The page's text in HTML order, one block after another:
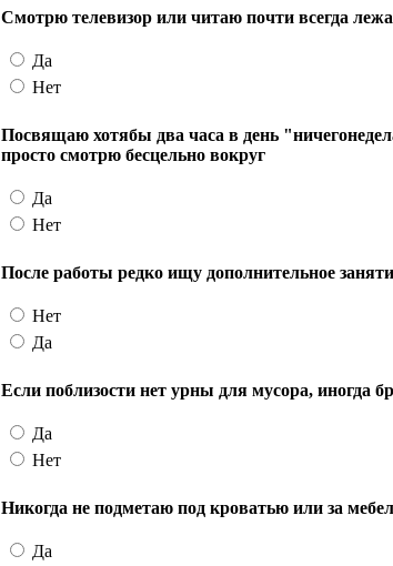
Смотрю телевизор или читаю почти всегда
Да
Нет
Посвящаю хотябы два часа в день
просто смотрю бесцельно вокруг
Да
Нет
После работы редко ищу дополнительное
Нет
Да
Если поблизости нет урны для мусора, иногда
Да
Нет
Никогда не подметаю под кроватью или за
Да